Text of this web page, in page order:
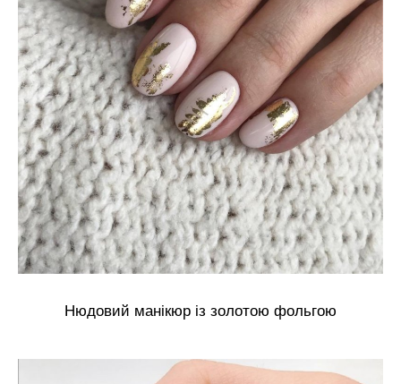
Нюдовий манікюр із золотою фольгою